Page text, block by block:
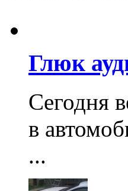
Глюк
Сегодня
в
...